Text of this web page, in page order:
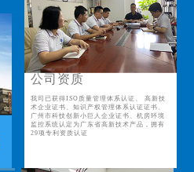
公司资质
我司已获得ISO质量管理体系认证、 高新技
术企业证书、知识产权管理体系认证证书、
广州市科技创新小巨人企业证书、机房环境
监控系统认定为广东省高新技术产品，拥有
29项专利资质认证